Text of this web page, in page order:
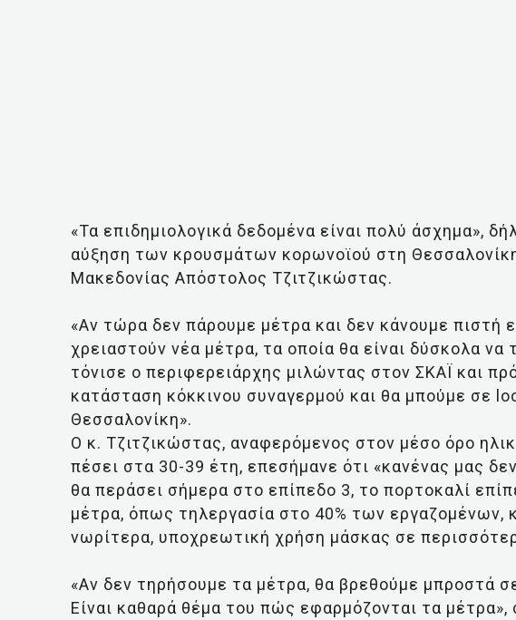
«Τα επιδημιολογικά δεδομένα είναι πολύ άσχημα»,
αύξηση των κρουσμάτων κορωνοϊού στη
Μακεδονίας Απόστολος Τζιτζικώστας.
«Αν τώρα δεν πάρουμε μέτρα και δεν κάνουμε πιστή
χρειαστούν νέα μέτρα, τα οποία θα είναι δύσκολα να
τόνισε ο περιφερειάρχης μιλώντας στον ΣΚΑΪ και
κατάσταση κόκκινου συναγερμού και θα μπούμε σε
Θεσσαλονίκη».
Ο κ. Τζιτζικώστας, αναφερόμενος στον μέσο όρο
πέσει στα 30-39 έτη, επεσήμανε ότι «κανένας μας
θα περάσει σήμερα στο επίπεδο 3, το πορτοκαλί
μέτρα, όπως τηλεργασία στο 40% των εργαζομένων,
νωρίτερα, υποχρεωτική χρήση μάσκας σε
«Αν δεν τηρήσουμε τα μέτρα, θα βρεθούμε μπροστά
Είναι καθαρά θέμα του πώς εφαρμόζονται τα